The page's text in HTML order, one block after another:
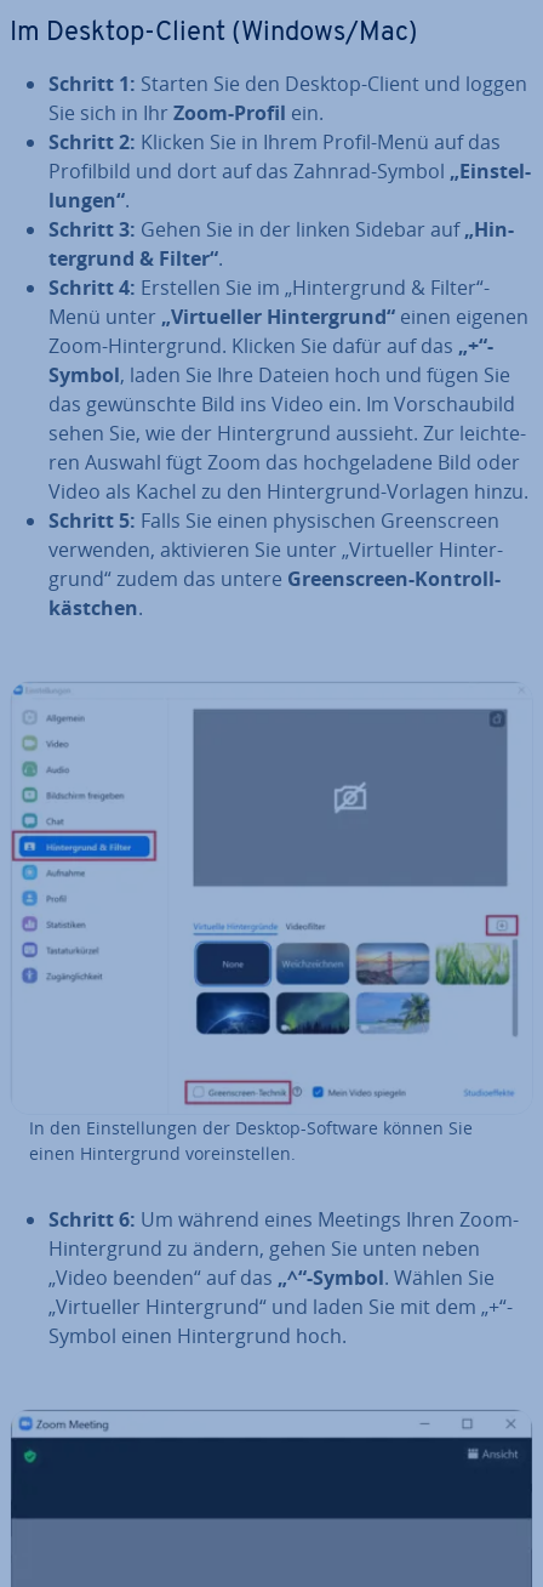
Im Desktop-Client (Windows/Mac)
Schritt 1: Starten Sie den Desktop-Client und loggen
Sie sich in Ihr Zoom-Profil ein.
Schritt 2: Klicken Sie in Ihrem Profil-Menü auf das
Pro­fil­bild und dort auf das Zahnrad-Symbol „Ein­stel­
lun­gen“.
Schritt 3: Gehen Sie in der linken Sidebar auf„Hin­
ter­grund & Filter“.
Schritt 4: Erstellen Sie im „Hin­ter­grund & Filter“-
Menü unter „Vir­tu­el­ler Hin­ter­grund“ einen eigenen
Zoom-Hin­ter­grund. Klicken Sie dafür auf das „+“-
Symbol, laden Sie Ihre Dateien hoch und fügen Sie
das ge­wünsch­te Bild ins Video ein. Im Vor­schau­bild
sehen Sie, wie der Hin­ter­grund aussieht. Zur leich­te­
ren Auswahl fügt Zoom das hoch­ge­la­de­ne Bild oder
Video als Kachel zu den Hin­ter­grund-Vorlagen hinzu.
Schritt 5: Falls Sie einen phy­si­schen Green­screen
verwenden, ak­ti­vie­ren Sie unter „Vir­tu­el­ler Hin­ter­
grund“ zudem das untere Green­screen-Kon­troll­
käst­chen.
In den Ein­stel­lun­gen der Desktop-Software können Sie
einen Hin­ter­grund vor­ein­stel­len.
Schritt 6: Um während eines Meetings Ihren Zoom-
Hin­ter­grund zu ändern, gehen Sie unten neben
„Video beenden“ auf das „^“-Symbol. Wählen Sie
„Vir­tu­el­ler Hin­ter­grund“ und laden Sie mit dem „+“-
Symbol einen Hin­ter­grund hoch.